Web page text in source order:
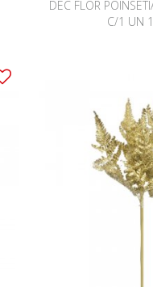
DEC FLOR
C/1 UN